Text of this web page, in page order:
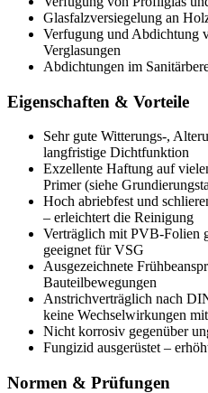
Glasfalzversiegelung an
Verfugung und Abdichtung
Verglasungen
Abdichtungen im
Eigenschaften & Vorteile
Sehr gute Witterungs-,
langfristige Dichtfunktion
Exzellente Haftung auf
Primer (siehe
Hoch abriebfest und
– erleichtert die Reinigung
Verträglich mit PVB-Folien
geeignet für VSG
Ausgezeichnete
Bauteilbewegungen
Anstrichverträglich nach
keine Wechselwirkungen
Nicht korrosiv gegenüber
Fungizid ausgerüstet –
Normen & Prüfungen